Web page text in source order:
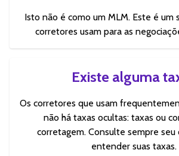
Isto não é como um MLM. Este é um
corretores usam para as
Existe alguma
Os corretores que usam
não há taxas ocultas: taxas ou
corretagem. Consulte sempre seu
entender suas taxas.